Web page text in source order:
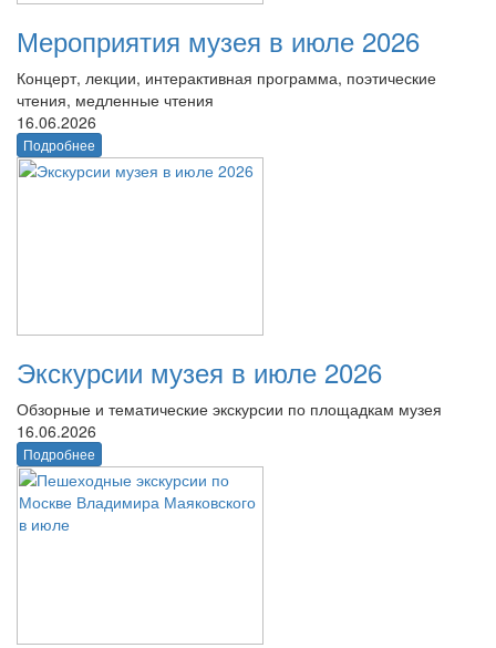
Мероприятия музея в июле 2026
Концерт, лекции, интерактивная программа, поэтические
чтения, медленные чтения
16.06.2026
Подробнее
Экскурсии музея в июле 2026
Обзорные и тематические экскурсии по площадкам музея
16.06.2026
Подробнее